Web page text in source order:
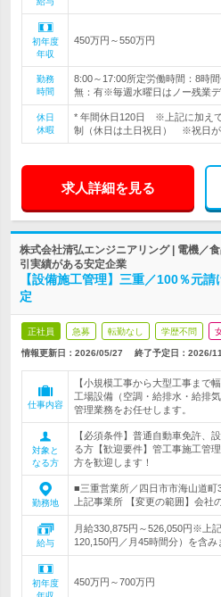
初年度
年収
450万円～550万円
勤務
時間
8:00～17:00所定労働時間：8時
無：有※毎週水曜日はノー残業
休日
休暇
* 年間休日120日 ※上記に加え
制（休日は土日祝日） ※祝日が
求人詳細を見る
株式会社清弘エンジニアリング | 電機／
引実績がある安定企業
【設備施工管理】三重／100％元
定
正社員 急募 転勤なし 学歴不問
情報更新日：2026/05/27 終了予定日： 2026/
仕事内容
【小規模工事から大型工事まで
工場設備（空調・給排水・給排
管理業務をお任せします。
対象と
なる方
【必須条件】普通自動車免許、
る方【歓迎要件】管工事施工管
方を歓迎します！
勤務地
■三重営業所／四日市市海山道町
上記事業所 【変更の範囲】会社
給与
月給330,875円～526,050円※上
120,150円／月45時間分）を含み
初年度
450万円～700万円